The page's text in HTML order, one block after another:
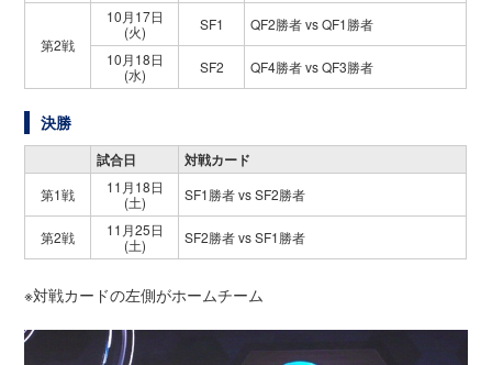
第2戦
10月17日
(火)
SF1
QF2勝者 vs QF1勝者
10月18日
(水)
SF2 QF4勝者 vs QF3勝者
決勝
試合日 対戦カード
第1戦
11月18日
(土)
SF1勝者 vs SF2勝者
第2戦
11月25日
(土)
SF2勝者 vs SF1勝者
※対戦カードの左側がホームチーム